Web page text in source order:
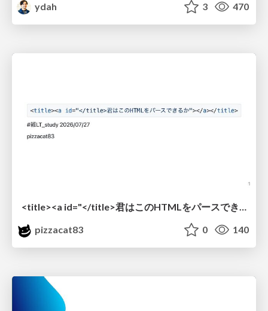
ydah
3 470
pizzacat83
0 140